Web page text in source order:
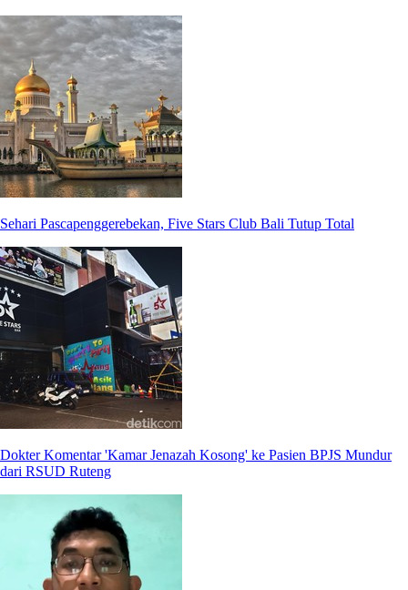
Sehari Pascapenggerebekan, Five Stars Club Bali Tutup Total
Dokter Komentar 'Kamar Jenazah Kosong' ke Pasien BPJS Mundur
dari RSUD Ruteng